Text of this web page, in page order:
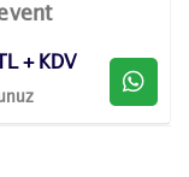
+ KDV